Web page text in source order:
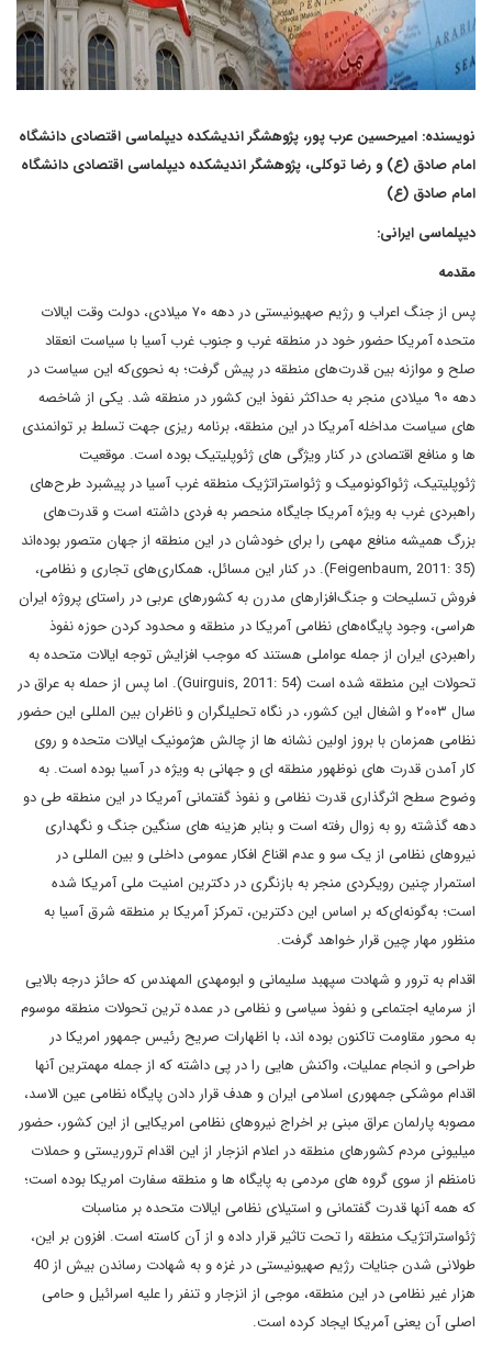
نویسنده: امیرحسین عرب پور، پژوهشگر اندیشکده دیپلماسی اقتصادی دانشگاه
امام صادق (ع) و رضا توکلی، پژوهشگر اندیشکده دیپلماسی اقتصادی دانشگاه
امام صادق (ع)
دیپلماسی ایرانی:
مقدمه
پس از جنگ اعراب و رژیم صهیونیستی در دهه ۷۰ میلادی، دولت وقت ایالات
متحده آمریکا حضور خود در منطقه غرب و جنوب غرب آسیا با سیاست انعقاد
صلح و موازنه بین قدرت‌های منطقه در پیش گرفت؛ به نحوی‌که این سیاست در
دهه ۹۰ میلادی منجر به حداکثر نفوذ این کشور در منطقه شد. یکی از شاخصه
های سیاست مداخله آمریکا در این منطقه، برنامه ریزی جهت تسلط بر توانمندی
ها و منافع اقتصادی در کنار ویژگی های ژئوپلیتیک بوده است. موقعیت
ژئوپلیتیک، ژئواکونومیک و ژئواستراتژیک منطقه غرب آسیا در پیشبرد طرح‌های
راهبردی غرب به ویژه آمریکا جایگاه منحصر به فردی داشته است و قدرت‌های
بزرگ همیشه منافع مهمی را برای خودشان در این منطقه از جهان متصور بوده‌اند
(Feigenbaum, 2011: 35). در کنار این مسائل، همکاری‌های تجاری و نظامی،
فروش تسلیحات و جنگ‌افزارهای مدرن به کشورهای عربی در راستای پروژه ایران
هراسی، وجود پایگاه‌های نظامی آمریکا در منطقه و محدود کردن حوزه نفوذ
راهبردی ایران از جمله عواملی هستند که موجب افزایش توجه ایالات متحده به
تحولات این منطقه شده است (Guirguis, 2011: 54). اما پس از حمله به عراق در
سال ۲۰۰۳ و اشغال این کشور، در نگاه تحلیلگران و ناظران بین المللی این حضور
نظامی همزمان با بروز اولین نشانه ها از چالش هژمونیک ایالات متحده و روی
کار آمدن قدرت های نوظهور منطقه ای و جهانی به ویژه در آسیا بوده است. به
وضوح سطح اثرگذاری قدرت نظامی و نفوذ گفتمانی آمریکا در این منطقه طی دو
دهه گذشته رو به زوال رفته است و بنابر هزینه های سنگین جنگ و نگهداری
نیروهای نظامی از یک سو و عدم اقناع افکار عمومی داخلی و بین المللی در
استمرار چنین رویکردی منجر به بازنگری در دکترین امنیت ملی آمریکا شده
است؛ به‌گونه‌ای‌که بر اساس این دکترین، تمرکز آمریکا بر منطقه شرق آسیا به
منظور مهار چین قرار خواهد گرفت.
اقدام به ترور و شهادت سپهبد سلیمانی و ابومهدی المهندس که حائز درجه بالایی
از سرمایه اجتماعی و نفوذ سیاسی و نظامی در عمده ترین تحولات منطقه موسوم
به محور مقاومت تاکنون بوده اند، با اظهارات صریح رئیس جمهور امریکا در
طراحی و انجام عملیات، واکنش هایی را در پی داشته که از جمله مهمترین آنها
اقدام موشکی جمهوری اسلامی ایران و هدف قرار دادن پایگاه نظامی عین الاسد،
مصوبه پارلمان عراق مبنی بر اخراج نیروهای نظامی امریکایی از این کشور، حضور
میلیونی مردم کشورهای منطقه در اعلام انزجار از این اقدام تروریستی و حملات
نامنظم از سوی گروه های مردمی به پایگاه ها و منطقه سفارت امریکا بوده است؛
که همه آنها قدرت گفتمانی و استیلای نظامی ایالات متحده بر مناسبات
ژئواستراتژیک منطقه را تحت تاثیر قرار داده و از آن کاسته است. افزون بر این،
طولانی شدن جنایات رژیم صهیونیستی در غزه و به شهادت رساندن بیش از 40
هزار غیر نظامی در این منطقه، موجی از انزجار و تنفر را علیه اسرائیل و حامی
اصلی آن یعنی آمریکا ایجاد کرده است.